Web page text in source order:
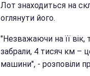
Лот знаходиться на
оглянути його.
"Незважаючи на її вік,
забрали, 4 тисяч км –
машини", - розповіли